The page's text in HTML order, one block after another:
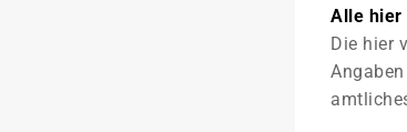
Alle hier
Die hier